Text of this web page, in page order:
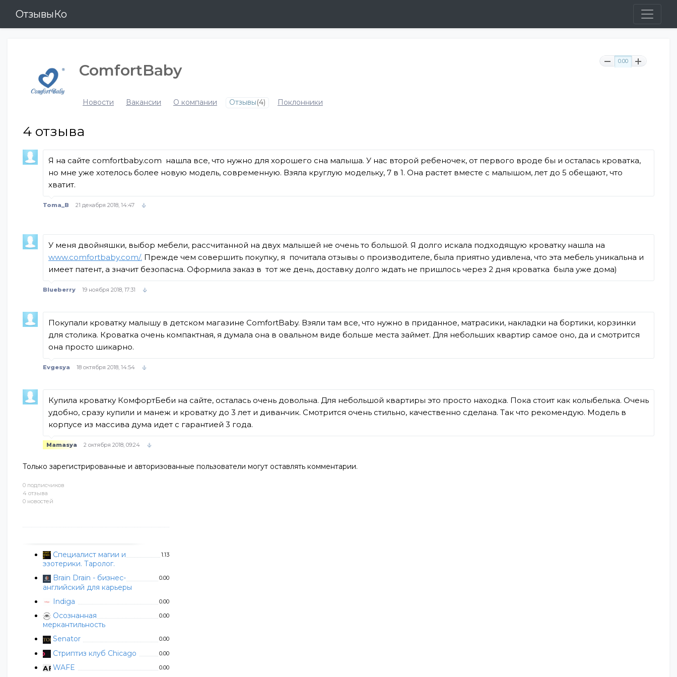
ОтзывыКо
0 подписчиков
4 отзыва
0 новостей
Специалист магии и
эзотерики. Таролог.
1.13
Brain Drain - бизнес-
английский для карьеры
0.00
Indiga 0.00
Осознанная
меркантильность
0.00
Senator 0.00
Стриптиз клуб Chicago 0.00
WAFE 0.00
0.00
ComfortBaby
Новости Вакансии О компании Отзывы(4) Поклонники
4 отзыва
Я на сайте comfortbaby.com нашла все, что нужно для хорошего сна малыша. У нас второй ребеночек, от первого вроде бы и осталась кроватка,
но мне уже хотелось более новую модель, современную. Взяла круглую модельку, 7 в 1. Она растет вместе с малышом, лет до 5 обещают, что
хватит.
Toma_B 21 декабря 2018, 14:47
У меня двойняшки, выбор мебели, рассчитанной на двух малышей не очень то большой. Я долго искала подходящую кроватку нашла на
www.comfortbaby.com/. Прежде чем совершить покупку, я почитала отзывы о производителе, была приятно удивлена, что эта мебель уникальна и
имеет патент, а значит безопасна. Оформила заказ в тот же день, доставку долго ждать не пришлось через 2 дня кроватка была уже дома)
Blueberry 19 ноября 2018, 17:31
Покупали кроватку малышу в детском магазине ComfortBaby. Взяли там все, что нужно в приданное, матрасики, накладки на бортики, корзинки
для столика. Кроватка очень компактная, я думала она в овальном виде больше места займет. Для небольших квартир самое оно, да и смотрится
она просто шикарно.
Evgesya 18 октября 2018, 14:54
Купила кроватку КомфортБеби на сайте, осталась очень довольна. Для небольшой квартиры это просто находка. Пока стоит как колыбелька. Очень
удобно, сразу купили и манеж и кроватку до 3 лет и диванчик. Смотрится очень стильно, качественно сделана. Так что рекомендую. Модель в
корпусе из массива дума идет с гарантией 3 года.
Mamasya 2 октября 2018, 09:24
Только зарегистрированные и авторизованные пользователи могут оставлять комментарии.